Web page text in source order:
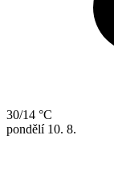
30/14 °C
pondělí 10. 8.